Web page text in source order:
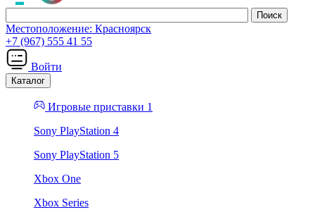
Местоположение: Красноярск
+7 (967) 555 41 55
Войти
Каталог
Игровые приставки 1
Sony PlayStation 4
Sony PlayStation 5
Xbox One
Xbox Series